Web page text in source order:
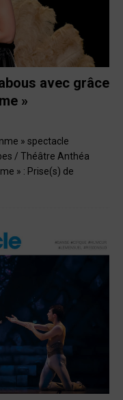
avec grâce
»
» spectacle
/ Théâtre Anthéa
» : Prise(s) de